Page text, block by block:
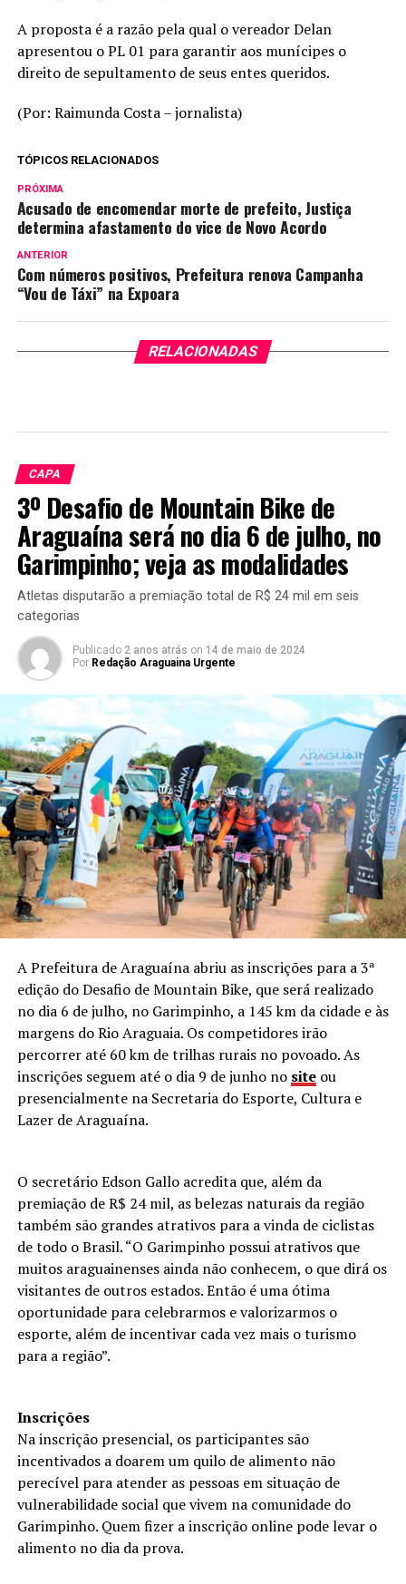
A proposta é a razão pela qual o vereador Delan
apresentou o PL 01 para garantir aos munícipes o
direito de sepultamento de seus entes queridos.
(Por: Raimunda Costa – jornalista)
TÓPICOS RELACIONADOS
PRÓXIMA
Acusado de encomendar morte de prefeito, Justiça
determina afastamento do vice de Novo Acordo
ANTERIOR
Com números positivos, Prefeitura renova Campanha
“Vou de Táxi” na Expoara
RELACIONADAS
CAPA
3º Desafio de Mountain Bike de
Araguaína será no dia 6 de julho, no
Garimpinho; veja as modalidades
Atletas disputarão a premiação total de R$ 24 mil em seis
categorias
Publicado 2 anos atrás on 14 de maio de 2024
Por Redação Araguaina Urgente
A Prefeitura de Araguaína abriu as inscrições para a 3ª
edição do Desafio de Mountain Bike, que será realizado
no dia 6 de julho, no Garimpinho, a 145 km da cidade e às
margens do Rio Araguaia. Os competidores irão
percorrer até 60 km de trilhas rurais no povoado. As
inscrições seguem até o dia 9 de junho no site ou
presencialmente na Secretaria do Esporte, Cultura e
Lazer de Araguaína.
O secretário Edson Gallo acredita que, além da
premiação de R$ 24 mil, as belezas naturais da região
também são grandes atrativos para a vinda de ciclistas
de todo o Brasil. “O Garimpinho possui atrativos que
muitos araguainenses ainda não conhecem, o que dirá os
visitantes de outros estados. Então é uma ótima
oportunidade para celebrarmos e valorizarmos o
esporte, além de incentivar cada vez mais o turismo
para a região”.
Inscrições
Na inscrição presencial, os participantes são
incentivados a doarem um quilo de alimento não
perecível para atender as pessoas em situação de
vulnerabilidade social que vivem na comunidade do
Garimpinho. Quem fizer a inscrição online pode levar o
alimento no dia da prova.